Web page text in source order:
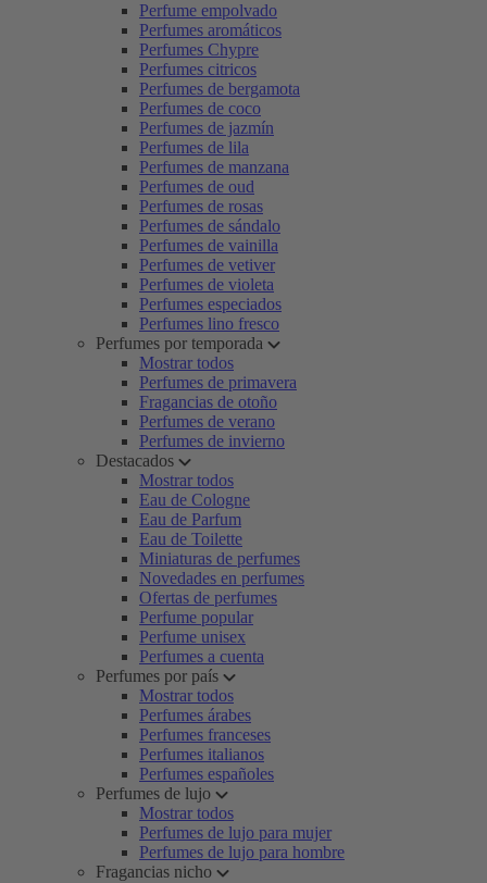
Perfume empolvado
Perfumes aromáticos
Perfumes Chypre
Perfumes citricos
Perfumes de bergamota
Perfumes de coco
Perfumes de jazmín
Perfumes de lila
Perfumes de manzana
Perfumes de oud
Perfumes de rosas
Perfumes de sándalo
Perfumes de vainilla
Perfumes de vetiver
Perfumes de violeta
Perfumes especiados
Perfumes lino fresco
Perfumes por temporada
Mostrar todos
Perfumes de primavera
Fragancias de otoño
Perfumes de verano
Perfumes de invierno
Destacados
Mostrar todos
Eau de Cologne
Eau de Parfum
Eau de Toilette
Miniaturas de perfumes
Novedades en perfumes
Ofertas de perfumes
Perfume popular
Perfume unisex
Perfumes a cuenta
Perfumes por país
Mostrar todos
Perfumes árabes
Perfumes franceses
Perfumes italianos
Perfumes españoles
Perfumes de lujo
Mostrar todos
Perfumes de lujo para mujer
Perfumes de lujo para hombre
Fragancias nicho